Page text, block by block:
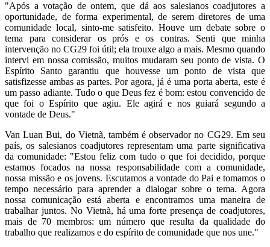
"Após a votação de ontem, que dá aos salesianos coadjutores a
oportunidade, de forma experimental, de serem diretores de uma
comunidade local, sinto-me satisfeito. Houve um debate sobre o
tema para considerar os prós e os contras. Senti que minha
intervenção no CG29 foi útil; ela trouxe algo a mais. Mesmo quando
intervi em nossa comissão, muitos mudaram seu ponto de vista. O
Espírito Santo garantiu que houvesse um ponto de vista que
satisfizesse ambas as partes. Por agora, já é uma porta aberta, este é
um passo adiante. Tudo o que Deus fez é bom: estou convencido de
que foi o Espírito que agiu. Ele agirá e nos guiará segundo a
vontade de Deus."
Van Luan Bui, do Vietnã, também é observador no CG29. Em seu
país, os salesianos coadjutores representam uma parte significativa
da comunidade: "Estou feliz com tudo o que foi decidido, porque
estamos focados na nossa responsabilidade com a comunidade,
nossa missão e os jovens. Escutamos a vontade do Pai e tomamos o
tempo necessário para aprender a dialogar sobre o tema. Agora
nossa comunicação está aberta e encontramos uma maneira de
trabalhar juntos. No Vietnã, há uma forte presença de coadjutores,
mais de 70 membros: um número que resulta da qualidade do
trabalho que realizamos e do espírito de comunidade que nos une."